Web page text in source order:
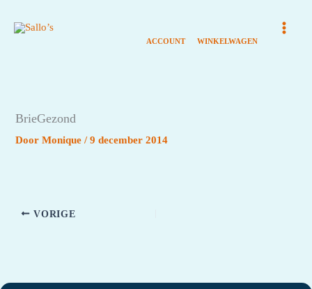
naar
BrieGezond
DoorMonique/9 december 2014
VORIGE